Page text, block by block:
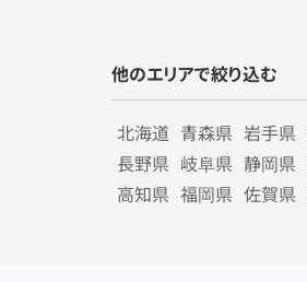
他のエリアで絞り込む
北海道 青森県 岩手県
長野県 岐阜県 静岡県
高知県 福岡県 佐賀県